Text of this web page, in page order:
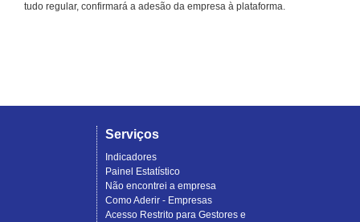
tudo regular, confirmará a adesão da empresa à plataforma.
Serviços
Indicadores
Painel Estatístico
Não encontrei a empresa
Como Aderir - Empresas
Acesso Restrito para Gestores e